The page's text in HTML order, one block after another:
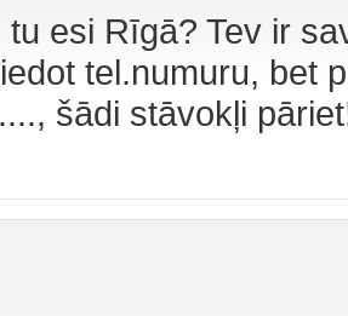
tu esi Rīgā? Tev ir
tel.numuru, bet
šādi stāvokļi